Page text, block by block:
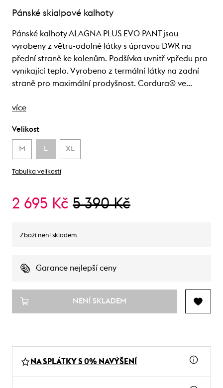
Pánské skialpové kalhoty
Pánské kalhoty ALAGNA PLUS EVO PANT jsou
vyrobeny z větru-odolné látky s úpravou DWR na
přední straně ke kolenům. Podšívka uvnitř vpředu pro
vynikající teplo. Vyrobeno z termální látky na zadní
straně pro maximální prodyšnost. Cordura® ve…
více
Velikost
M L XL
Tabulka velikostí
2 695 Kč 5 390 Kč
Zboží není skladem.
Garance nejlepší ceny
NENÍ SKLADEM
NA SPLÁTKY S 0% NAVÝŠENÍ